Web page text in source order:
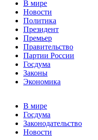
В мире
Новости
Политика
Президент
Премьер
Правительство
Партии России
Госдума
Законы
Экономика
В мире
Госдума
Законодательство
Новости